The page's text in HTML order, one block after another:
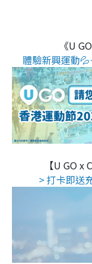
《U
體驗新興運動
【U GO x
> 打卡即送